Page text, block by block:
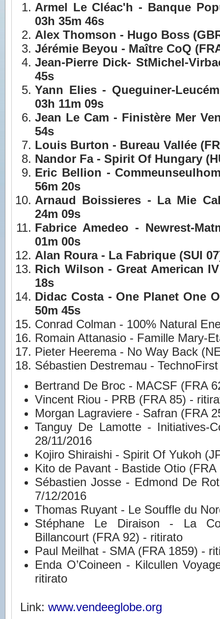
Armel Le Cléac'h - Banque
03h 35m 46s
Alex Thomson - Hugo Boss
Jérémie Beyou - Maître CoQ
Jean-Pierre Dick- StMichel-
45s
Yann Elies - Queguiner-
03h 11m 09s
Jean Le Cam - Finistère Mer
54s
Louis Burton - Bureau Vallée
Nandor Fa - Spirit Of Hungary
Eric Bellion -
56m 20s
Arnaud Boissieres - La Mie
24m 09s
Fabrice Amedeo - Newrest-
01m 00s
Alan Roura - La Fabrique (SUI
Rich Wilson - Great American
18s
Didac Costa - One Planet One
50m 45s
Conrad Colman - 100% Natural
Romain Attanasio - Famille Mary-
Pieter Heerema - No Way Back
Sébastien Destremau -
Bertrand De Broc - MACSF (FRA
Vincent Riou - PRB (FRA 85) -
Morgan Lagraviere - Safran (FRA
Tanguy De Lamotte - Initiatives-
28/11/2016
Kojiro Shiraishi - Spirit Of Yukoh
Kito de Pavant - Bastide Otio
Sébastien Josse - Edmond De
7/12/2016
Thomas Ruyant - Le Souffle du
Stéphane Le Diraison - La
Billancourt (FRA 92) - ritirato
Paul Meilhat - SMA (FRA 1859) -
Enda O’Coineen - Kilcullen
ritirato
Link: www.vendeeglobe.org